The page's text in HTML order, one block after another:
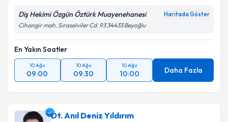
Diş Hekimi Özgün Öztürk Muayenehanesi Haritada Göster
Cihangir mah. Sıraselviler Cd. 93 34433 Beyoğlu
En Yakın Saatler
10 Ağu
09:00
10 Ağu
09:30
10 Ağu
10:00 Daha Fazla
Dt. Anıl Deniz Yıldırım